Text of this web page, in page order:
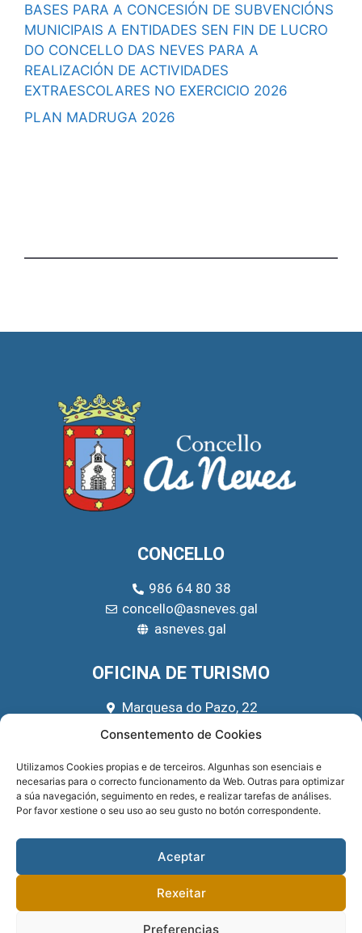
Consentemento de Cookies
Utilizamos Cookies propias e de terceiros. Algunhas son esenciais e
necesarias para o correcto funcionamento da Web. Outras para optimizar
a súa navegación, seguimento en redes, e realizar tarefas de análises.
Por favor xestione o seu uso ao seu gusto no botón correspondente.
Aceptar
Rexeitar
Preferencias
BASES PARA A CONCESIÓN DE SUBVENCIÓNS
MUNICIPAIS A ENTIDADES SEN FIN DE LUCRO
DO CONCELLO DAS NEVES PARA A
REALIZACIÓN DE ACTIVIDADES
EXTRAESCOLARES NO EXERCICIO 2026
PLAN MADRUGA 2026
CONCELLO
986 64 80 38
concello@asneves.gal
asneves.gal
OFICINA DE TURISMO
Marquesa do Pazo, 22
666 39 45 65
REDES SOCIAIS